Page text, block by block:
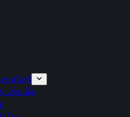
รอนิกส์
แท็บเล็ต